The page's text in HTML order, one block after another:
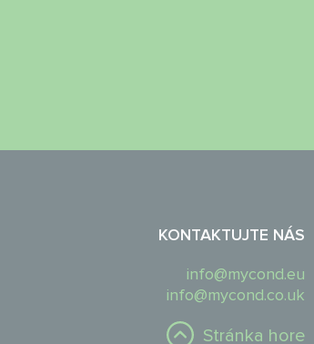
KONTAKTUJTE NÁS
info@mycond.eu
info@mycond.co.uk
Stránka hore